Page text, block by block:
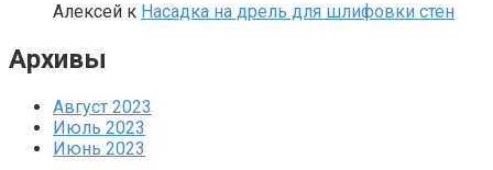
Алексей к Насадка на дрель для шлифовки стен
Архивы
Август 2023
Июль 2023
Июнь 2023